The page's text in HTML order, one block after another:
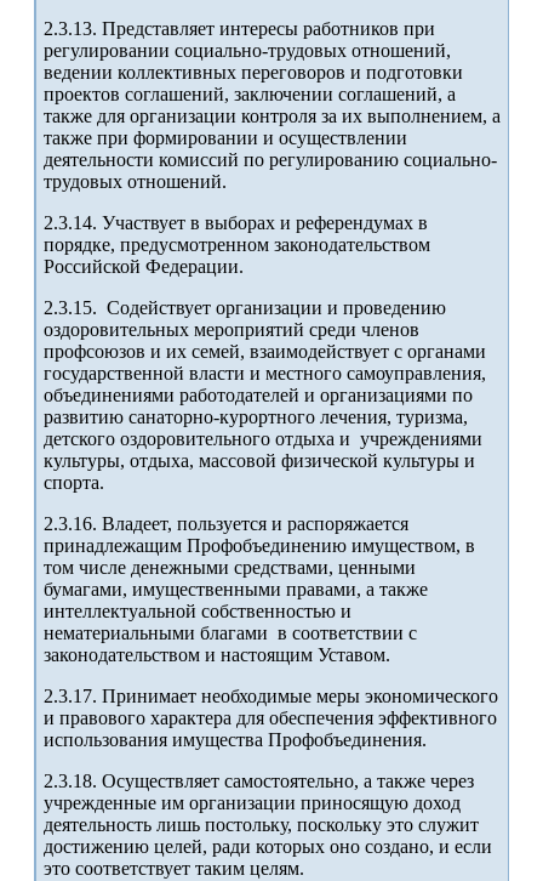
2.3.13. Представляет интересы работников при
регулировании социально-трудовых отношений,
ведении коллективных переговоров и подготовки
проектов соглашений, заключении соглашений, а
также для организации контроля за их выполнением, а
также при формировании и осуществлении
деятельности комиссий по регулированию социально-
трудовых отношений.
2.3.14. Участвует в выборах и референдумах в
порядке, предусмотренном законодательством
Российской Федерации.
2.3.15. Содействует организации и проведению
оздоровительных мероприятий среди членов
профсоюзов и их семей, взаимодействует с органами
государственной власти и местного самоуправления,
объединениями работодателей и организациями по
развитию санаторно-курортного лечения, туризма,
детского оздоровительного отдыха и учреждениями
культуры, отдыха, массовой физической культуры и
спорта.
2.3.16. Владеет, пользуется и распоряжается
принадлежащим Профобъединению имуществом, в
том числе денежными средствами, ценными
бумагами, имущественными правами, а также
интеллектуальной собственностью и
нематериальными благами в соответствии с
законодательством и настоящим Уставом.
2.3.17. Принимает необходимые меры экономического
и правового характера для обеспечения эффективного
использования имущества Профобъединения.
2.3.18. Осуществляет самостоятельно, а также через
учрежденные им организации приносящую доход
деятельность лишь постольку, поскольку это служит
достижению целей, ради которых оно создано, и если
это соответствует таким целям.